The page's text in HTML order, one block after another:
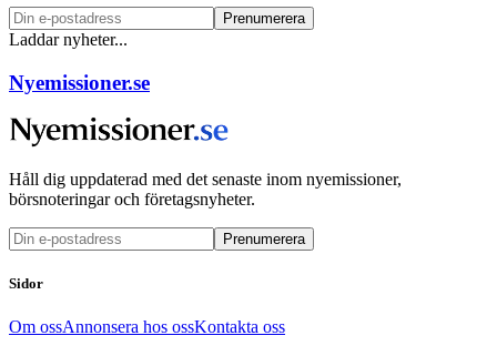
Prenumerera
Laddar nyheter...
Nyemissioner.se
Håll dig uppdaterad med det senaste inom nyemissioner,
börsnoteringar och företagsnyheter.
Prenumerera
Sidor
Om ossAnnonsera hos ossKontakta oss